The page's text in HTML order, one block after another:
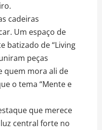
cadeiras
Um espaço de
batizado de “Living
peças
quem mora ali de
o tema “Mente e
que merece
central forte no